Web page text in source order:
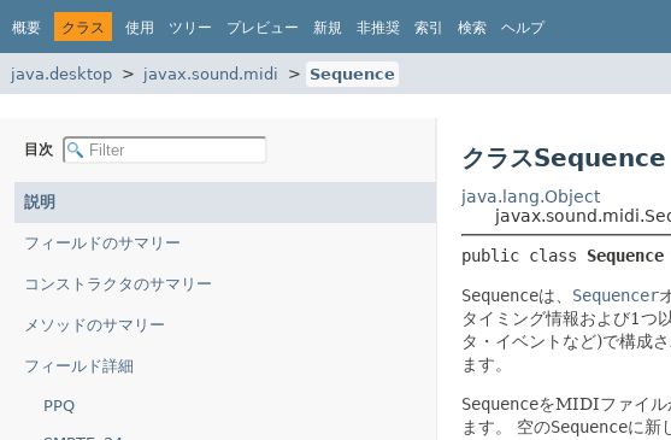
概要 クラス 使用 ツリー プレビュー 新規 非推奨 索引 検索 ヘルプ
java.desktop javax.sound.midi
Sequence
目次
説明
フィールドのサマリー
コンストラクタのサマリー
メソッドのサマリー
フィールド詳細
PPQ
クラスSequence
java.lang.Object
public class Sequence
Sequenceは、 Sequencer
タイミング情報および1つ
タ・イベントなど)で構成さ
ます。
SequenceをMIDIファイル
ます。
空のSequenceに新